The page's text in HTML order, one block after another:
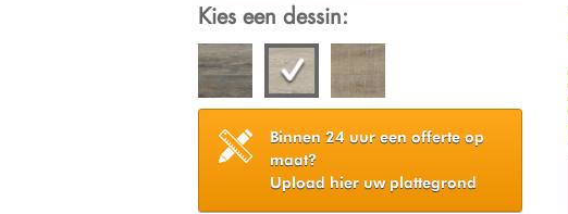
Kies een dessin:
Binnen 24 uur een offerte op
maat?
Upload hier uw plattegrond